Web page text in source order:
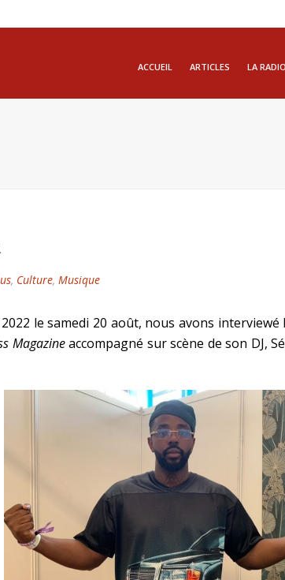
ACCUEIL ARTICLES LA RADIO
, Culture, Musique
le samedi 20 août, nous avons
Magazineaccompagné sur scène de son DJ,